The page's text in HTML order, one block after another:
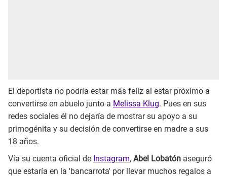
El deportista no podría estar más feliz al estar próximo a
convertirse en abuelo junto a Melissa Klug. Pues en sus
redes sociales él no dejaría de mostrar su apoyo a su
primogénita y su decisión de convertirse en madre a sus
18 años.
Vía su cuenta oficial de Instagram, Abel Lobatón aseguró
que estaría en la 'bancarrota' por llevar muchos regalos a